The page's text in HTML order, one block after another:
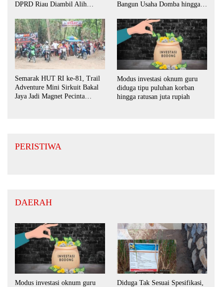
DPRD Riau Diambil Alih
Bangun Usaha Domba hingga
Semarak HUT RI ke-81, Trail
Adventure Mini Sirkuit Bakal
Jaya Jadi Magnet Pecinta
Modus investasi oknum guru
diduga tipu puluhan korban
hingga ratusan juta rupiah
PERISTIWA
DAERAH
Modus investasi oknum guru
Diduga Tak Sesuai Spesifikasi,